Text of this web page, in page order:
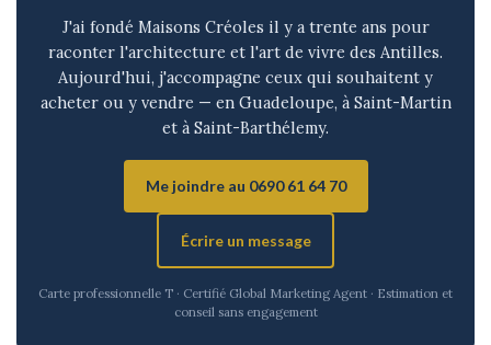
J'ai fondé Maisons Créoles il y a trente ans pour
raconter l'architecture et l'art de vivre des Antilles.
Aujourd'hui, j'accompagne ceux qui souhaitent y
acheter ou y vendre — en Guadeloupe, à Saint-Martin
et à Saint-Barthélemy.
Me joindre au 0690 61 64 70
Écrire un message
Carte professionnelle T · Certifié Global Marketing Agent · Estimation et
conseil sans engagement